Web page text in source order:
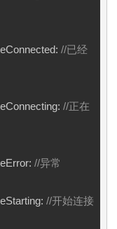
//已经
//正在
//异常
//开始连接